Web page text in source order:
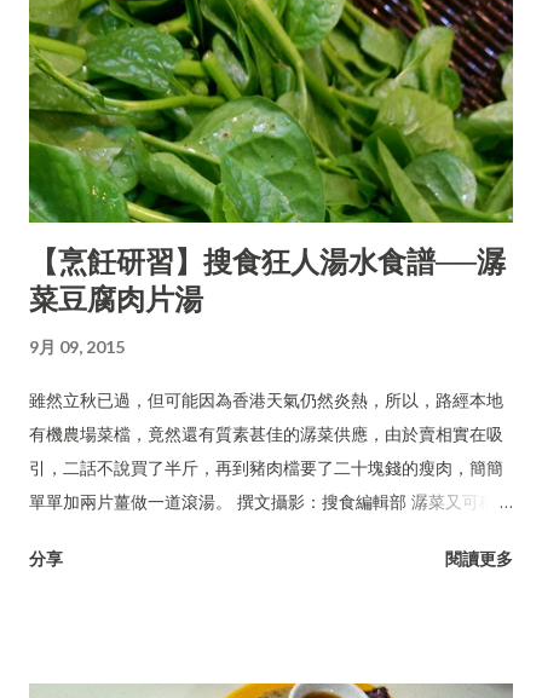
【烹飪研習】搜食狂人湯水食譜──潺
菜豆腐肉片湯
9月 09, 2015
雖然立秋已過，但可能因為香港天氣仍然炎熱，所以，路經本地
有機農場菜檔，竟然還有質素甚佳的潺菜供應，由於賣相實在吸
引，二話不說買了半斤，再到豬肉檔要了二十塊錢的瘦肉，簡簡
單單加兩片薑做一道滾湯。 撰文攝影：搜食編輯部 潺菜又可稱木
分享 閱讀更多